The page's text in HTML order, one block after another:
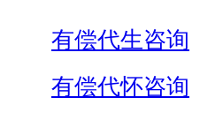
有偿代生咨询
有偿代怀咨询